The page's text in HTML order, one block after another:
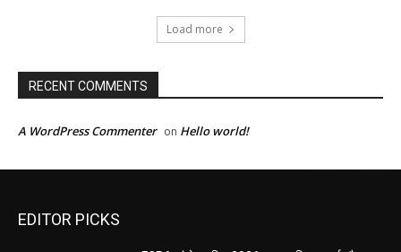
Load more
RECENT COMMENTS
A WordPress Commenter on Hello world!
EDITOR PICKS